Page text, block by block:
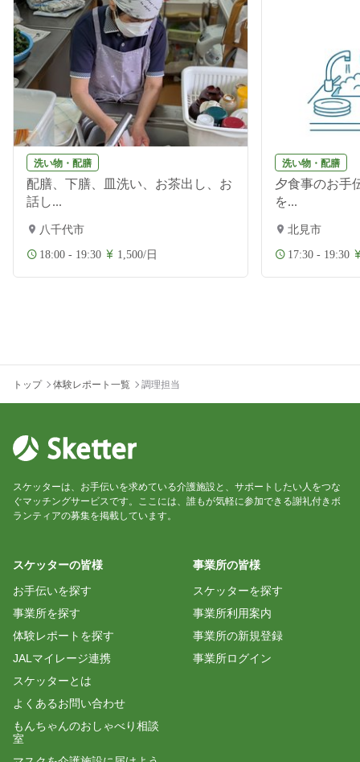
洗い物・配膳
配膳、下膳、皿洗い、お茶出し、お
話し...
八千代市
18:00 - 19:30 1,500/日
洗い物・配膳
夕食事のお手
を...
北見市
17:30 - 19:30
トップ 体験レポート一覧 調理担当
スケッターは、お手伝いを求めている介護施設と、サポートしたい人をつな
ぐマッチングサービスです。ここには、誰もが気軽に参加できる謝礼付きボ
ランティアの募集を掲載しています。
スケッターの皆様
お手伝いを探す
事業所を探す
体験レポートを探す
JALマイレージ連携
スケッターとは
よくあるお問い合わせ
もんちゃんのおしゃべり相談
室
事業所の皆様
スケッターを探す
事業所利用案内
事業所の新規登録
事業所ログイン